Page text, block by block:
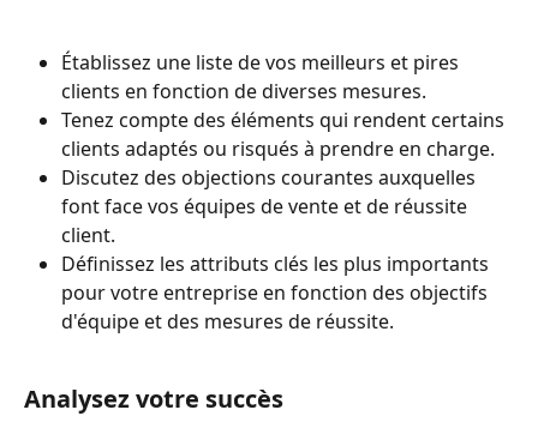
Établissez une liste de vos meilleurs et pires
clients en fonction de diverses mesures.
Tenez compte des éléments qui rendent certains
clients adaptés ou risqués à prendre en charge.
Discutez des objections courantes auxquelles
font face vos équipes de vente et de réussite
client.
Définissez les attributs clés les plus importants
pour votre entreprise en fonction des objectifs
d'équipe et des mesures de réussite.
Analysez votre succès